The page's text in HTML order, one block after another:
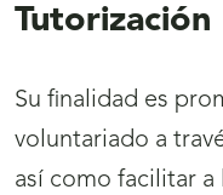
Tutorización
Su finalidad es
voluntariado a
así como facilitar a